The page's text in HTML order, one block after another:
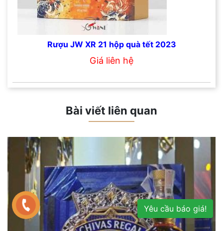
Rượu JW XR 21 hộp quà tết 2023
Giá liên hệ
Bài viết liên quan
Yêu cầu báo giá!